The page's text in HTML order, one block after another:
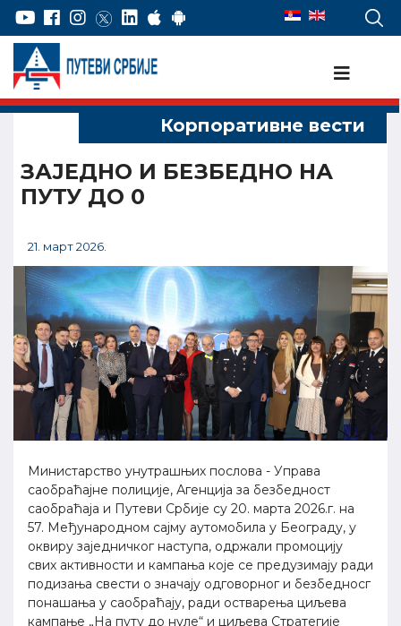
ЗАЈЕДНО И БЕЗБЕДНО НА
ПУТУ ДО 0
21. март 2026.
Министарство унутрашњих послова - Управa
саобраћајне полиције, Агенцијa за безбедност
саобраћаја и Путеви Србије су 20. марта 2026.г. на
57. Међународном сајму аутомобила у Београду, у
оквиру заједничког наступа, одржали промоцију
свих активности и кампања које се предузимају ради
подизања свести о значају одговорног и безбедносг
понашања у саобраћају, ради остварења циљева
кампање „На путу до нуле“ и циљева Стратегије